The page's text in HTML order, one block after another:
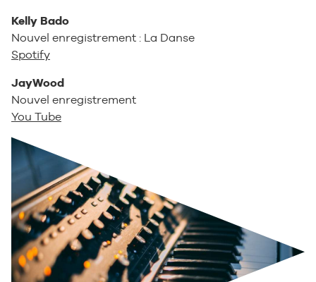
Kelly Bado
Nouvel enregistrement : La Danse
Spotify
JayWood
Nouvel enregistrement
You Tube